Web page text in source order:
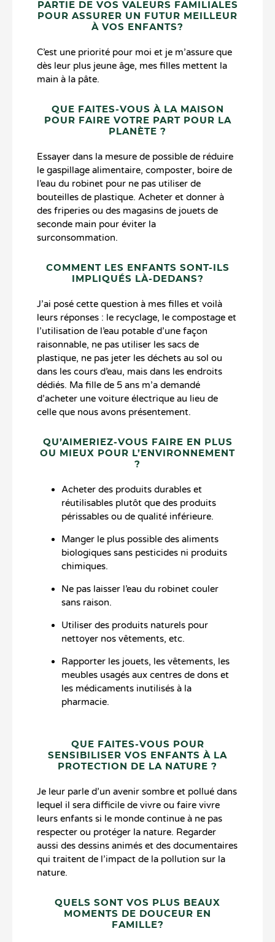
PARTIE DE VOS VALEURS FAMILIALES
POUR ASSURER UN FUTUR MEILLEUR
À VOS ENFANTS?
C’est une priorité pour moi et je m’assure que
dès leur plus jeune âge, mes filles mettent la
main à la pâte.
QUE FAITES-VOUS À LA MAISON
POUR FAIRE VOTRE PART POUR LA
PLANÈTE ?
Essayer dans la mesure de possible de réduire
le gaspillage alimentaire, composter, boire de
l’eau du robinet pour ne pas utiliser de
bouteilles de plastique. Acheter et donner à
des friperies ou des magasins de jouets de
seconde main pour éviter la
surconsommation.
COMMENT LES ENFANTS SONT-ILS
IMPLIQUÉS LÀ-DEDANS?
J’ai posé cette question à mes filles et voilà
leurs réponses : le recyclage, le compostage et
l’utilisation de l’eau potable d’une façon
raisonnable, ne pas utiliser les sacs de
plastique, ne pas jeter les déchets au sol ou
dans les cours d’eau, mais dans les endroits
dédiés. Ma fille de 5 ans m’a demandé
d’acheter une voiture électrique au lieu de
celle que nous avons présentement.
QU’AIMERIEZ-VOUS FAIRE EN PLUS
OU MIEUX POUR L’ENVIRONNEMENT
?
Acheter des produits durables et
réutilisables plutôt que des produits
périssables ou de qualité inférieure.
Manger le plus possible des aliments
biologiques sans pesticides ni produits
chimiques.
Ne pas laisser l’eau du robinet couler
sans raison.
Utiliser des produits naturels pour
nettoyer nos vêtements, etc.
Rapporter les jouets, les vêtements, les
meubles usagés aux centres de dons et
les médicaments inutilisés à la
pharmacie.
QUE FAITES-VOUS POUR
SENSIBILISER VOS ENFANTS À LA
PROTECTION DE LA NATURE ?
Je leur parle d’un avenir sombre et pollué dans
lequel il sera difficile de vivre ou faire vivre
leurs enfants si le monde continue à ne pas
respecter ou protéger la nature. Regarder
aussi des dessins animés et des documentaires
qui traitent de l’impact de la pollution sur la
nature.
QUELS SONT VOS PLUS BEAUX
MOMENTS DE DOUCEUR EN
FAMILLE?